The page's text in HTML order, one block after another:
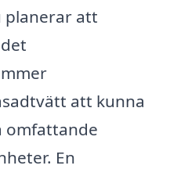
planerar att
att kunna
omfattande
En